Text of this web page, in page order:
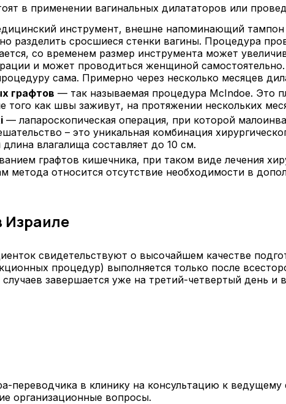
в применении вагинальных дилататоров или
инструмент, внешне напоминающий
разделить сросшиеся стенки вагины. Процедура
со временем размер инструмента может
и может проводиться женщиной самостоятельно.
сама. Примерно через несколько месяцев
графтов — так называемая процедура McIndoe. Это
того как швы заживут, на протяжении нескольких
— лапароскопическая операция, при которой
– это уникальная комбинация
влагалища составляет до 10 см.
графтов кишечника, при таком виде лечения
метода относится отсутствие необходимости в
Израиле
свидетельствуют о высочайшем качестве
процедур) выполняется только после
завершается уже на третий-четвертый день и
переводчика в клинику на консультацию к
организационные вопросы.